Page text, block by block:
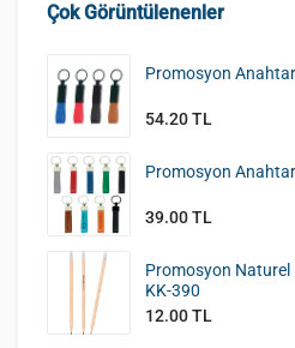
Çok Görüntülenenler
Promosyon
54.20 TL
Promosyon
39.00 TL
Promosyon Naturel
KK-390
12.00 TL